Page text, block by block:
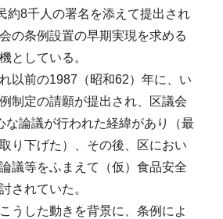
約8千人の署名を添えて提出され
の条例設置の早期実現を求める
としている。
以前の1987（昭和62）年に、い
制定の請願が提出され、区議会
な論議が行われた経緯があり（最
り下げた）、その後、区におい
議等をふまえて（仮）食品安全
されていた。
うした動きを背景に、条例によ